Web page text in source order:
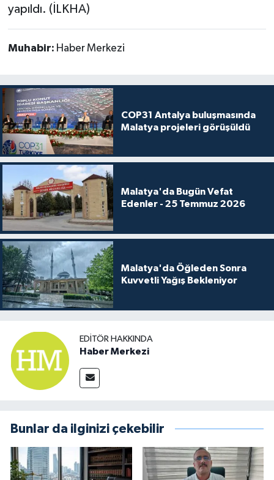
yapıldı. (İLKHA)
Muhabir: Haber Merkezi
COP31 Antalya buluşmasında
Malatya projeleri görüşüldü
Malatya'da Bugün Vefat
Edenler - 25 Temmuz 2026
Malatya'da Öğleden Sonra
Kuvvetli Yağış Bekleniyor
EDITÖR HAKKINDA
Haber Merkezi
Bunlar da ilginizi çekebilir